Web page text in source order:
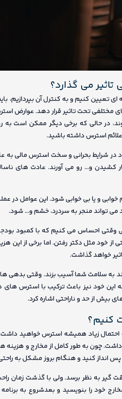
می گذارد؟
ای تعیین کنیم و به کنترل آن
مختلفی تحت تاثیر قرار دهد. عوارض
حالی که برخی دیگر ممکن است به
استرس داشته باشید.
در شرایط بحرانی و سخت استرس مالی
کشیدن و… رو می آورند. عادت های
و یا بی خوابی شود. این عوامل در
تواند منجر به سردرد، خشم و… شود.
وقتی احساس می کنیم که با کمبود
خود مثل دکتر رفتن. اما برخی از این
خواهد گذاشت.
به سلامت شما آسیب بزند. وقتی بدهی
این خود نیز باعث ترکیب با استرس
بیش از حد و ناراحتی اشاره کرد.
کنیم؟
احتمال زیاد همیشه استرس خواهید
چون به طور کامل از مخارج و هزینه
پس انداز کنید و هنگام بروز مشکل به
گیر به نظر برسد. ولی با گذشت زمان
خود را بنویسید و بعدشروع به